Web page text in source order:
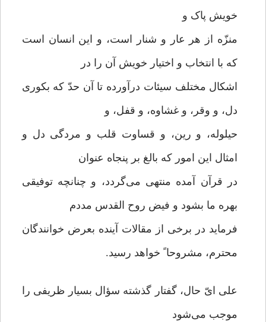
خویش پاک و
منزّه از هر عار و شنار است، و این انسان است
که با انتخاب و اختیار خویش آن را در
اشکال مختلف سیئات درآورده تا آن حدّ که بکوری
دل، و وقر، و غشاوه، و قفل، و
حیلوله، و رین، و قساوت قلب و مردگی دل و
امثال این امور که بالغ بر پنجاه عنوان
در قرآن آمده منتهی می‌گردد، و چنانچه توفیقی
بهره ما بشود و فیض روح القدس مددم
فرماید در برخی از مقالات آینده بعرض خوانندگان
محترم، مشروحا ً خواهد رسید.
علی ایّ حال، گفتار گذشته سؤال بسیار ظریفی را
موجب می‌شود